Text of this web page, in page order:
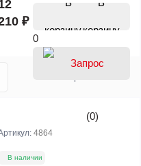
₽
В
корзину
0
(0)
4864
В наличии